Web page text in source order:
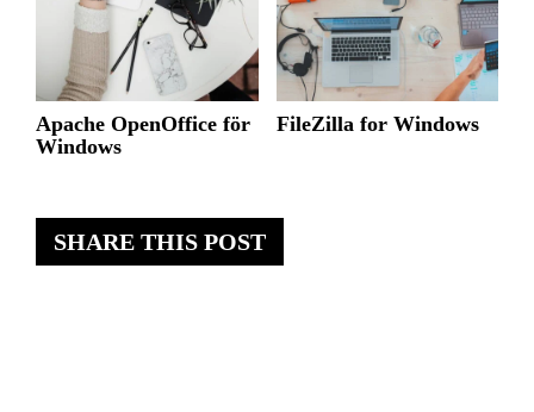
SHARE THIS POST
Apache OpenOffice för
Windows
FileZilla for Windows